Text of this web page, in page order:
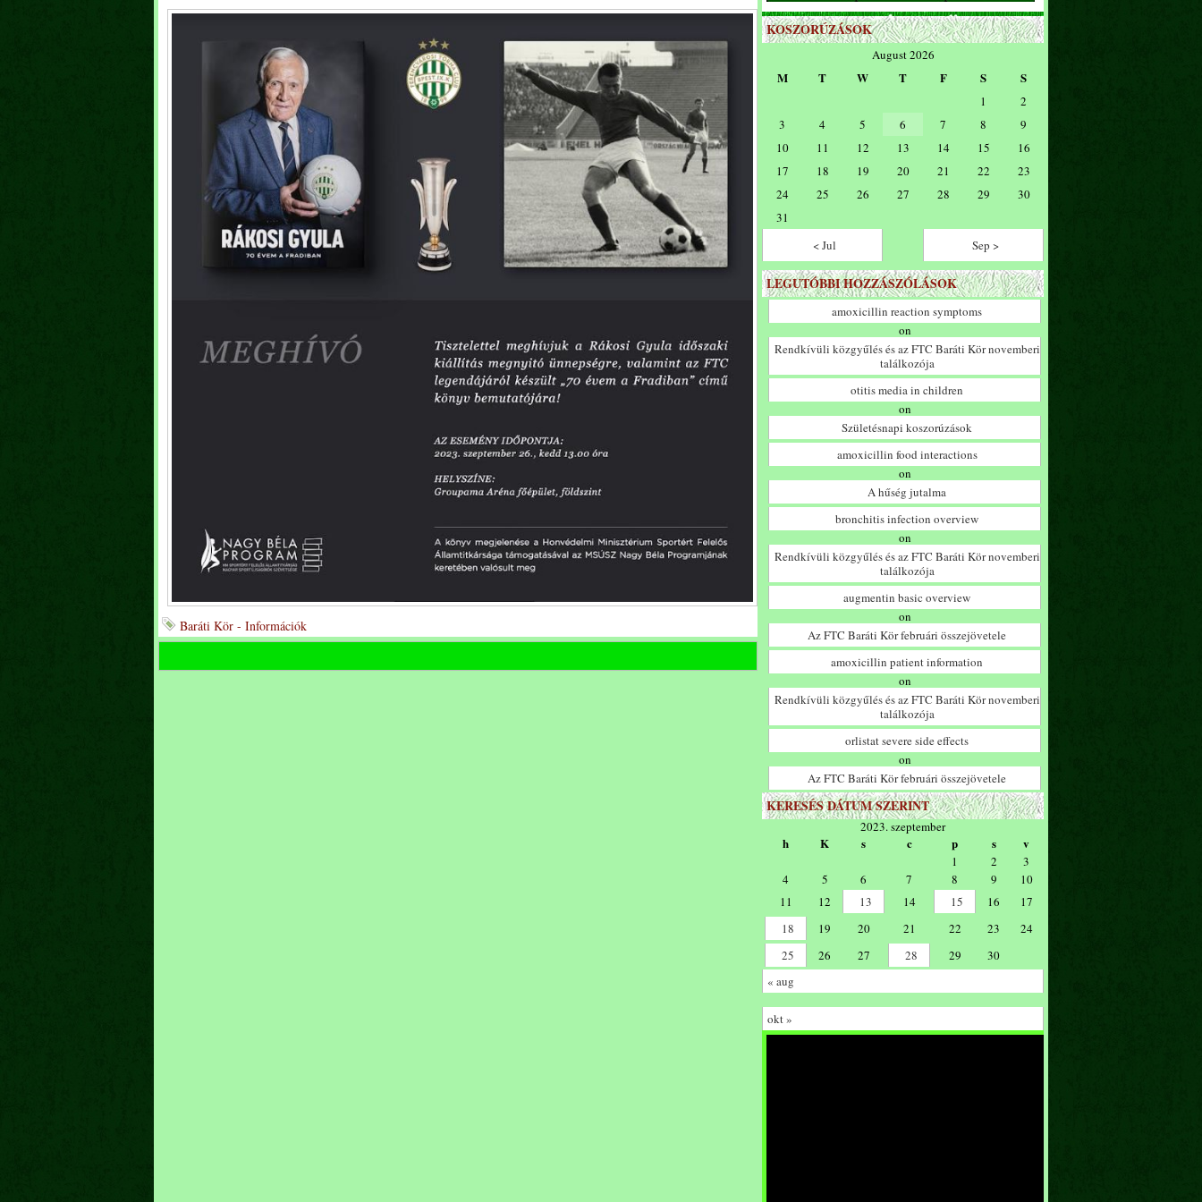
Baráti Kör - Információk
KOSZORÚZÁSOK
August 2026
M T W T F S S
1
2
3
4 5 6 7 8
9
10
11 12 13 14 15
16
17
18 19 20 21 22
23
24
25 26 27 28 29
30
31
< Jul
Sep >
LEGUTÓBBI HOZZÁSZÓLÁSOK
amoxicillin reaction symptoms
on
Rendkívüli közgyűlés és az FTC Baráti Kör novemberi
találkozója
otitis media in children
on
Születésnapi koszorúzások
amoxicillin food interactions
on
A hűség jutalma
bronchitis infection overview
on
Rendkívüli közgyűlés és az FTC Baráti Kör novemberi
találkozója
augmentin basic overview
on
Az FTC Baráti Kör februári összejövetele
amoxicillin patient information
on
Rendkívüli közgyűlés és az FTC Baráti Kör novemberi
találkozója
orlistat severe side effects
on
Az FTC Baráti Kör februári összejövetele
KERESÉS DÁTUM SZERINT
2023. szeptember
h K s c p s v
1 2
3
4
5 6 7 8 9
10
11
12 13 14 15 16
17
18
19 20 21 22 23
24
25
26 27 28 29
30
« aug
okt »